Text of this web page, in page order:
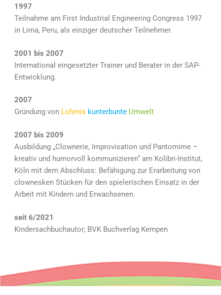
1997
Teilnahme am First Industrial Engineering Congress 1997
in Lima, Peru, als einziger deutscher Teilnehmer.
2001 bis 2007
International eingesetzter Trainer und Berater in der SAP-
Entwicklung.
2007
Gründung von Lohmis kunterbunte Umwelt
2007 bis 2009
Ausbildung „Clownerie, Improvisation und Pantomime –
kreativ und humorvoll kommunizieren“ am Kolibri-Institut,
Köln mit dem Abschluss: Befähigung zur Erarbeitung von
clownesken Stücken für den spielerischen Einsatz in der
Arbeit mit Kindern und Erwachsenen.
seit 6/2021
Kindersachbuchautor; BVK Buchverlag Kempen